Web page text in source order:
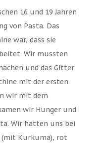
16 und 19 Jahren
von Pasta. Das
war, dass sie
Wir mussten
und das Gitter
mit der ersten
wir mit dem
wir Hunger und
Wir hatten uns bei
(mit Kurkuma), rot